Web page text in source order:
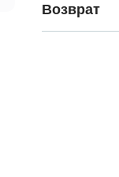
Возврат